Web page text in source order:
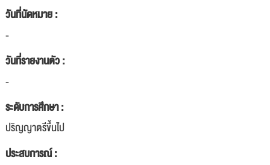
วันที่นัดหมาย :
-
วันที่รายงานตัว :
-
ระดับการศึกษา :
ปริญญาตรีขึ้นไป
ประสบการณ์ :